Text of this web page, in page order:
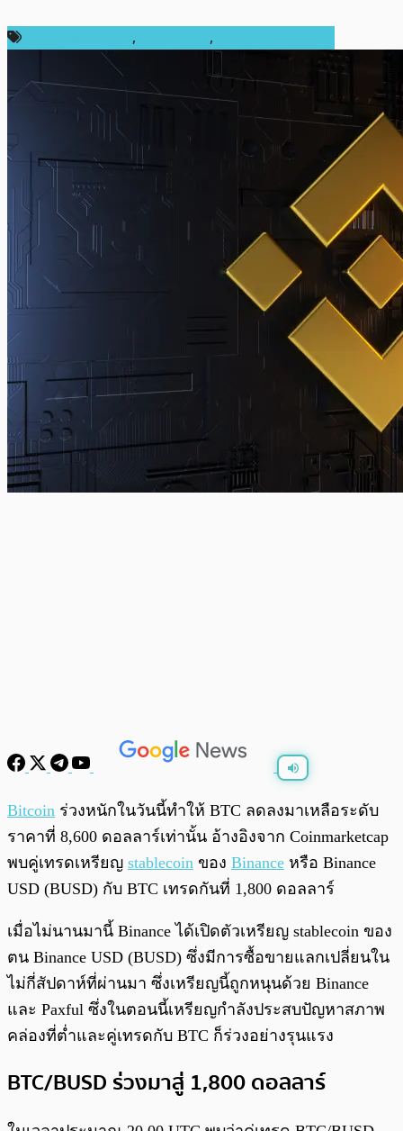
, ,
พร้อมเล่น 0:00/
Bitcoin ร่วงหนักในวันนี้ทำให้ BTC ลดลงมาเหลือระดับ
ราคาที่ 8,600 ดอลลาร์เท่านั้น อ้างอิงจาก Coinmarketcap
พบคู่เทรดเหรียญ stablecoin ของ Binance หรือ Binance
USD (BUSD) กับ BTC เทรดกันที่ 1,800 ดอลลาร์
เมื่อไม่นานมานี้ Binance ได้เปิดตัวเหรียญ stablecoin ของ
ตน Binance USD (BUSD) ซึ่งมีการซื้อขายแลกเปลี่ยนใน
ไม่กี่สัปดาห์ที่ผ่านมา ซึ่งเหรียญนี้ถูกหนุนด้วย Binance
และ Paxful ซึ่งในตอนนี้เหรียญกำลังประสบปัญหาสภาพ
คล่องที่ต่ำและคู่เทรดกับ BTC ก็ร่วงอย่างรุนแรง
BTC/BUSD ร่วงมาสู่ 1,800 ดอลลาร์